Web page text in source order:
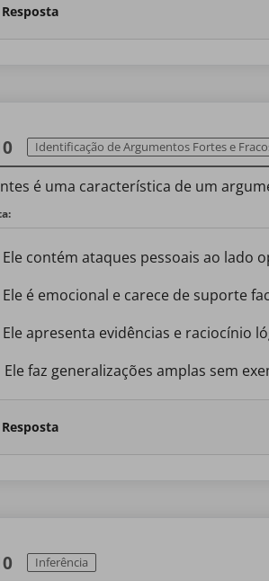
Identificação de Argumentos Fortes e
é uma característica de um
Ele contém ataques pessoais ao lado
Ele é emocional e carece de suporte
Ele apresenta evidências e raciocínio
Ele faz generalizações amplas sem
Inferência